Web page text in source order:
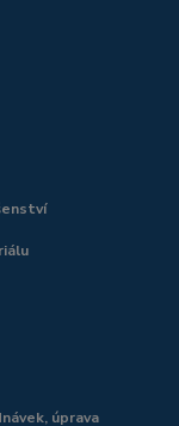
úprava